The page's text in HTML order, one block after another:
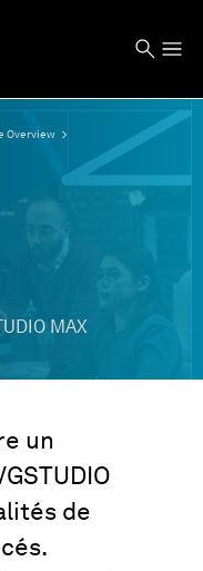
Overview
MAX
un
de